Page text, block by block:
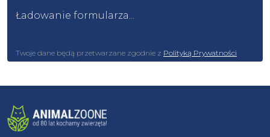
Ładowanie formularza...
Twoje dane będą przetwarzane zgodnie z Polityką Prywatności